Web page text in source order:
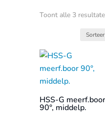
Toont alle 3
HSS-G meerf.boor
90°, middelp.